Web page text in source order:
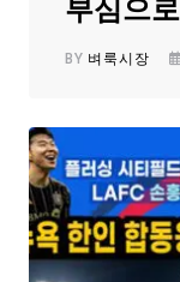
부심으로
BY 벼룩시장